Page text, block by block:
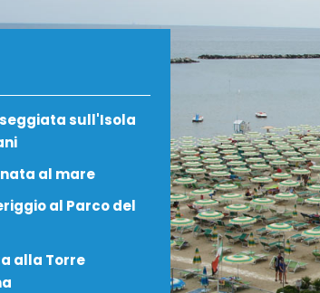
sull'Isola
al mare
al Parco del
alla Torre